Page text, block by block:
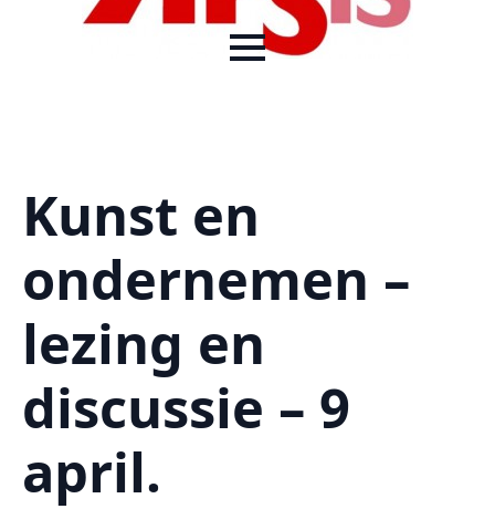
Kunst en
ondernemen –
lezing en
discussie – 9
april.